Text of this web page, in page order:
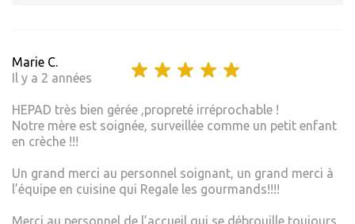
Marie C.
Il y a 2 années
HEPAD très bien gérée ,propreté irréprochable !
Notre mère est soignée, surveillée comme un petit enfant
en crèche !!!
Un grand merci au personnel soignant, un grand merci à
l’équipe en cuisine qui Regale les gourmands!!!!
Merci au personnel de l’accueil qui se débrouille toujours